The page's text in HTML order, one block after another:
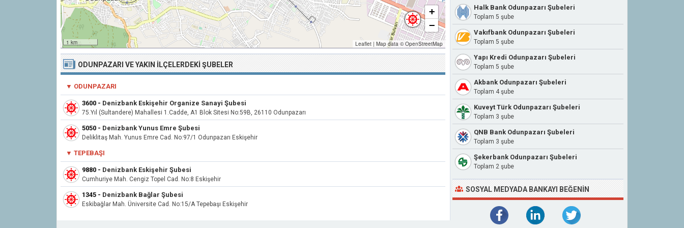
1 km
+
−
Leaflet | Map data ©OpenStreetMap
ODUNPAZARI VE YAKIN İLÇELERDEKI ŞUBELER
▼ ODUNPAZARI
3600 - Denizbank Eskişehir Organize Sanayi Şubesi
75.Yıl (Sultandere) Mahallesi 1.Cadde, A1 Blok Sitesi No:59B, 26110 Odunpazarı
5050 - Denizbank Yunus Emre Şubesi
Deliklitaş Mah. Yunus Emre Cad. No:97/1 Odunpazarı Eskişehir
▼ TEPEBAŞI
9880 - Denizbank Eskişehir Şubesi
Cumhuriye Mah. Cengiz Topel Cad. No:8 Eskişehir
1345 - Denizbank Bağlar Şubesi
Eskibağlar Mah. Üniversite Cad. No:15/A Tepebaşı Eskişehir
Halk Bank Odunpazarı Şubeleri
Toplam 5 şube
Vakıfbank Odunpazarı Şubeleri
Toplam 5 şube
Yapı Kredi Odunpazarı Şubeleri
Toplam 5 şube
Akbank Odunpazarı Şubeleri
Toplam 4 şube
Kuveyt Türk Odunpazarı Şubeleri
Toplam 3 şube
QNB Bank Odunpazarı Şubeleri
Toplam 3 şube
Şekerbank Odunpazarı Şubeleri
Toplam 2 şube
SOSYAL MEDYADA BANKAYI BEĞENIN